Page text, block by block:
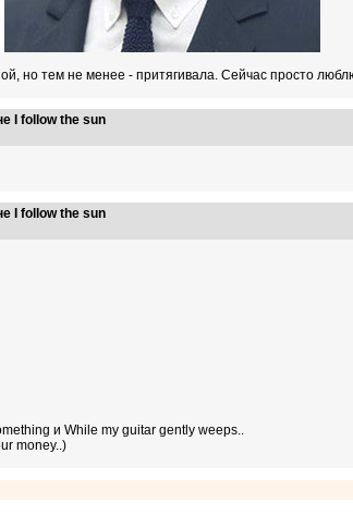
но тем не менее - притягивала. Сейчас просто
I follow the sun
I follow the sun
и While my guitar gently weeps..
money..)